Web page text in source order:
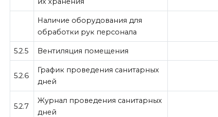
Наличие оборудования для
обработки рук персонала
5.2.5 Вентиляция помещения
5.2.6
График проведения санитарных
дней
5.2.7
Журнал проведения санитарных
дней